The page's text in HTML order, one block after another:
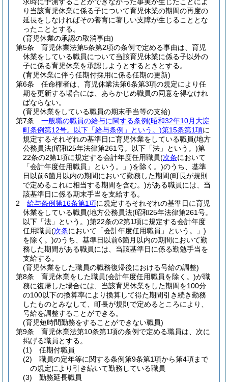
り当該育児休業に係る子について育児休業の期間の再度の
延長をしなければその養育に著しい支障が生じることとな
ったこととする。
(育児休業の承認の取消事由)
第5条
育児休業法第5条第2項の条例で定める事由は、育児
休業をしている職員について当該育児休業に係る子以外の
子に係る育児休業を承認しようとするときとする。
(育児休業に伴う任期付採用に係る任期の更新)
第6条
任命権者は、育児休業法第6条第3項の規定により任
期を更新する場合には、あらかじめ職員の同意を得なけれ
ばならない。
(育児休業をしている職員の期末手当等の支給)
第7条
一般職の職員の給与に関する条例(昭和32年10月大淀
町条例第12号。以下「給与条例」という。)第15条第1項に
規定するそれぞれの基準日に育児休業をしている職員(地方
公務員法(昭和25年法律第261号。以下「法」という。)第
22条の2第1項に規定する会計年度任用職員(次条において
「会計年度任用職員」という。」)を除く。)のうち、基準
日以前6箇月以内の期間において勤務した期間(町長が規則
で定めるこれに相当する期間を含む。)がある職員には、当
該基準日に係る期末手当を支給する。
2
給与条例第16条第1項に規定するそれぞれの基準日に育児
休業をしている職員(地方公務員法(昭和25年法律第261号。
以下「法」という。)第22条の2第1項に規定する会計年度
任用職員(次条において「会計年度任用職員」という。」)
を除く。)のうち、基準日以前6箇月以内の期間において勤
務した期間がある職員には、当該基準日に係る勤勉手当を
支給する。
(育児休業をした職員の職務復帰後における号給の調整)
第8条
育児休業をした職員(会計年度任用職員を除く。)が職
務に復帰した場合には、当該育児休業をした期間を100分
の100以下の換算率により換算して得た期間引き続き勤務
したものとみなして、町長が規則で定めるところにより、
号給を調整することができる。
(育児短時間勤務をすることができない職員)
第9条
育児休業法第10条第1項の条例で定める職員は、次に
掲げる職員とする。
(1)
任期付職員
(2)
職員の定年等に関する条例第9条第1項から第4項まで
の規定により引き続いて勤務している職員
(3)
勤務延長職員